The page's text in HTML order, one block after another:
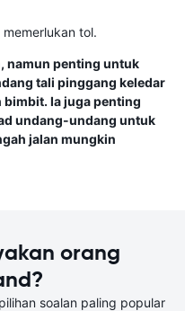
tol.
namun penting untuk
tali pinggang keledar
Ia juga penting
undang-undang untuk
jalan mungkin
orang
soalan paling popular